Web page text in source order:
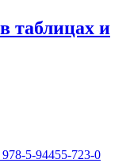
таблицах и